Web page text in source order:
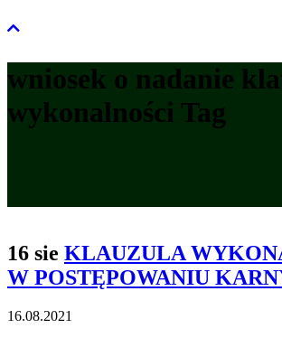
wniosek o nadanie
wykonalności Tag
16 sie KLAUZULA
W POSTĘPOWANIU
16.08.2021